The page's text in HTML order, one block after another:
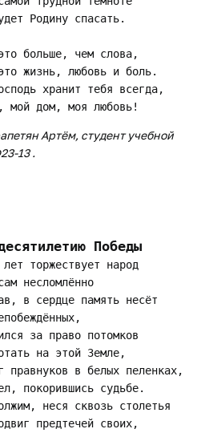
Родину спасать.
больше, чем слова,
жизнь, любовь и боль.
хранит тебя всегда,
Артём, студент учебной
13 .
Победы
торжествует народ
несломлённо
в сердце память несёт
за право потомков
на этой Земле,
правнуков в белых пеленках,
покорившись судьбе.
неся сквозь столетья
предтечей своих,